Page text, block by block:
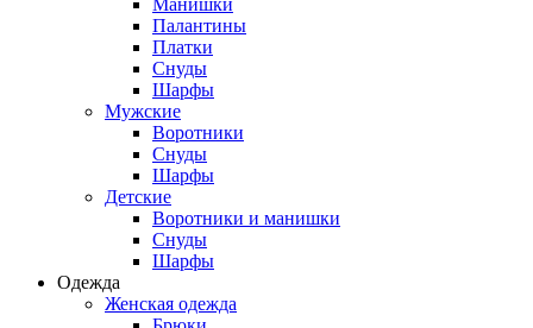
Манишки
Палантины
Платки
Снуды
Шарфы
Мужские
Воротники
Снуды
Шарфы
Детские
Воротники и манишки
Снуды
Шарфы
Одежда
Женская одежда